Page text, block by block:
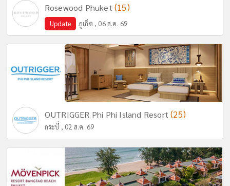
Rosewood Phuket (15)
Update ภูเก็ต , 06 ส.ค. 69
OUTRIGGER Phi Phi Island Resort(25)
กระบี่ , 02 ส.ค. 69